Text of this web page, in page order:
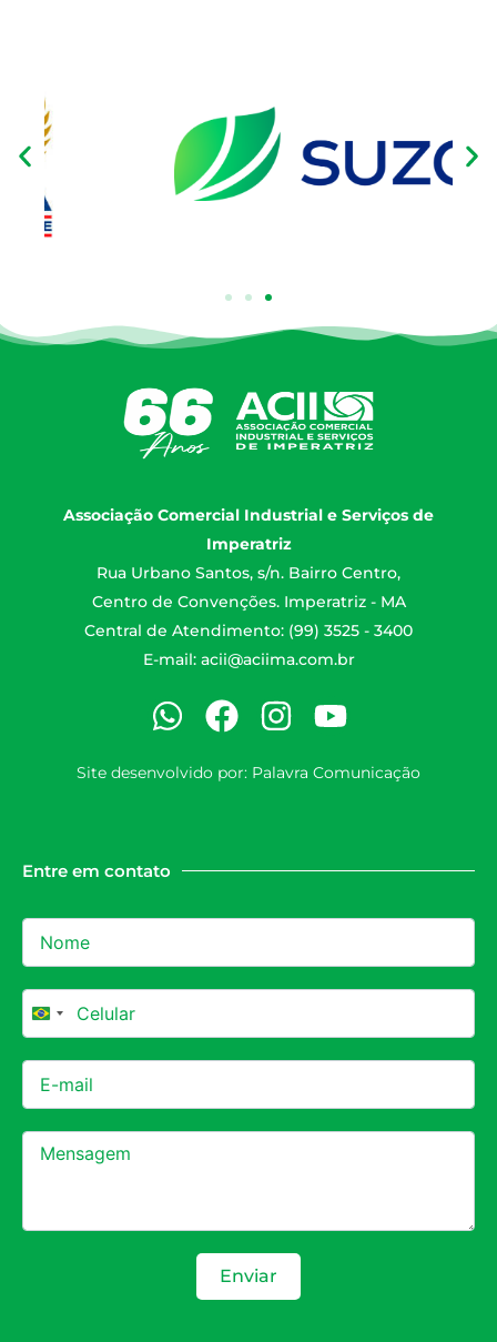
Associação Comercial Industrial e Serviços de
Imperatriz
Rua Urbano Santos, s/n. Bairro Centro,
Centro de Convenções. Imperatriz - MA
Central de Atendimento: (99) 3525 - 3400
E-mail: acii@aciima.com.br
Site desenvolvido por: Palavra Comunicação
Entre em contato
Brazil +55
Enviar